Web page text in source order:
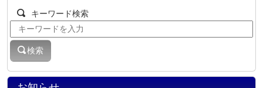
キーワード検索
検索